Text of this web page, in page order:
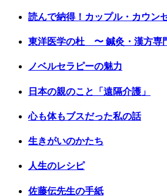
読んで納得！カップル・カウン
東洋医学の杜 〜 鍼灸・漢方専
ノベルセラピーの魅力
日本の親のこと「遠隔介護」
心も体もブスだった私の話
生きがいのかたち
人生のレシピ
佐藤伝先生の手紙